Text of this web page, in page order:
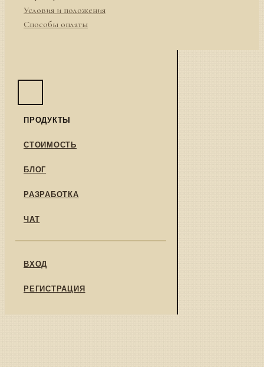
Условия и положения
Способы оплаты
ПРОДУКТЫ
СТОИМОСТЬ
БЛОГ
РАЗРАБОТКА
ЧАТ
ВХОД
РЕГИСТРАЦИЯ